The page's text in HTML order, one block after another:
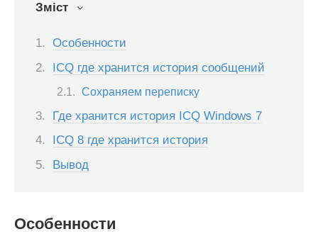
Зміст
Особенности
ICQ где хранится история сообщений
Сохраняем переписку
Где хранится история ICQ Windows 7
ICQ 8 где хранится история
Вывод
Особенности